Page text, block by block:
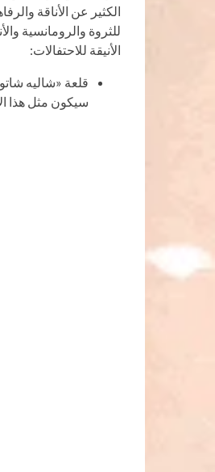
الكثير عن الأناقة
للثروة والرومانسية
الأنيقة للاحتفالات:
قلعة «شاليه
سيكون مثل هذا